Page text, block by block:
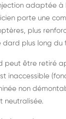
adaptée à
porte une
plus
plus long du
peut être retiré
inaccessible
non
neutralisée.